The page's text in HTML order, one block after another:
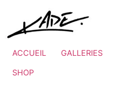
ACCUEIL GALLERIES
SHOP